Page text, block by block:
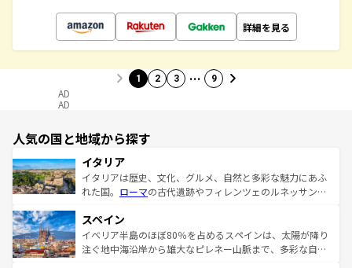
詳細を見る
1 2 3 … 9
AD
AD
人気の国と地域から探す
イタリア
イタリアは歴史、文化、グルメ、自然と多彩な魅力にあふ
れた国。 ローマの古代遺跡やフィレンツェのルネッサンス
ろん、トスカーナの美しい田園風景やアマルフィ海岸の絶
景など、自然景観も見逃せない。観光の合間には、本場の
ピザやパスタなど、絶品のイタリア料理を堪能することも
スペイン
イベリア半島のほぼ80％を占めるスペインは、太陽が降り
注ぐ地中海沿岸から雄大なピレネー山脈まで、多彩な自然